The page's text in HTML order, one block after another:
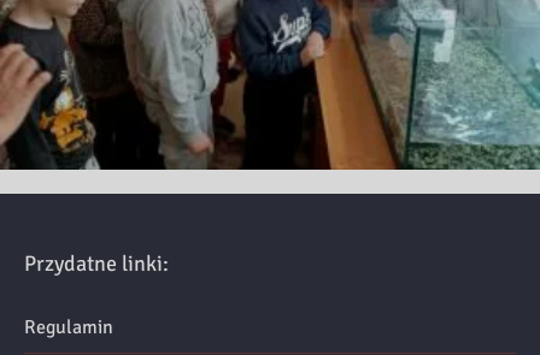
Przydatne linki:
Regulamin